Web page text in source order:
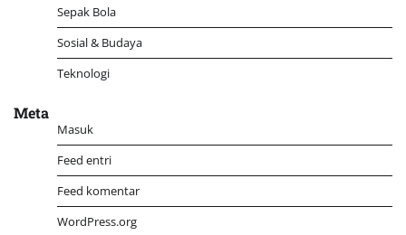
Sepak Bola
Sosial & Budaya
Teknologi
Meta
Masuk
Feed entri
Feed komentar
WordPress.org